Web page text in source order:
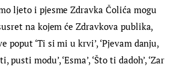
ljeto i pjesme Zdravka Čolića mogu
na kojem će Zdravkova publika,
poput ‘Ti si mi u krvi’, ‘Pjevam danju,
pusti modu’, ‘Esma’, ‘Što ti dadoh’, ‘Zar